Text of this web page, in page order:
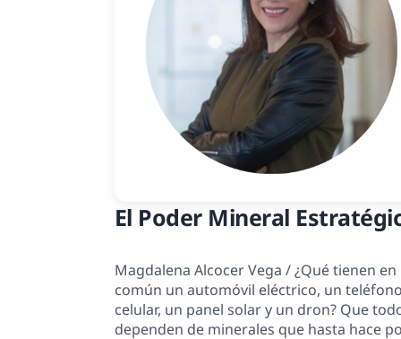
El Poder Mineral
Magdalena Alcocer Vega / ¿Qué tienen en
común un automóvil eléctrico, un teléfono
celular, un panel solar y un dron? Que
dependen de minerales que hasta hace